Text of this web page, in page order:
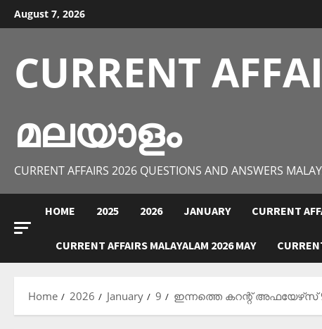
Skip
to
August 7, 2026
CURRENT
മലയാളം
CURRENT AFFAIRS 2026 QUESTIONS AND ANSWERS
HOME 2025 2026 JANUARY CURRENT
CURRENT AFFAIRS MALAYALAM 2026 MAY
Home 2026 January 9 ഇന്നത്തെ കറന്റ് അഫയേഴ്‌സ് 9